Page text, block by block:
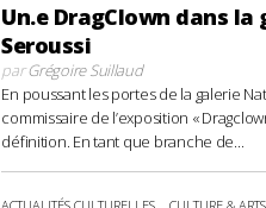
Un.e DragClown dans
Seroussi
parGrégoire Suillaud
En poussant les portes de la galerie
commissaire de l’exposition «
définition. En tant que branche de...